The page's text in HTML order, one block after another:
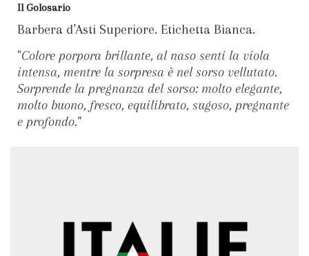
Il Golosario
Barbera d’Asti Superiore. Etichetta Bianca.
"Colore porpora brillante, al naso senti la viola
intensa, mentre la sorpresa è nel sorso vellutato.
Sorprende la pregnanza del sorso: molto elegante,
molto buono, fresco, equilibrato, sugoso, pregnante
e profondo."